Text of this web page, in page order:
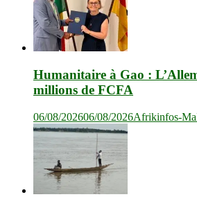
Humanitaire à Gao :
millions de FCFA
06/08/202606/08/2026Afrikinfos-